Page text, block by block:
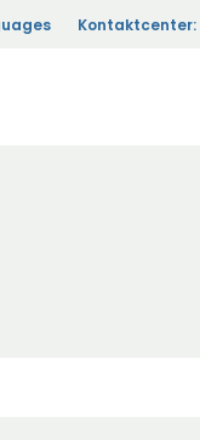
Kontaktcenter: